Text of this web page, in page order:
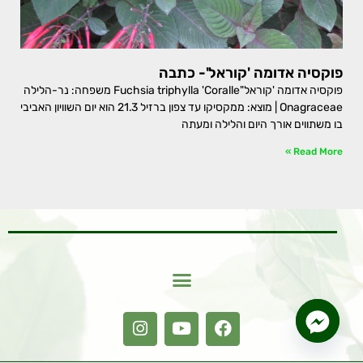
פוקסיה אדומה 'קוראל'- כתבה
פוקסיה אדומה 'קוראל"Fuchsia triphylla 'Coralle משפחה: נר-הלילה
Onagraceae | מוצא: ממקסיקו עד צפון ברזיל 21.3 הוא יום השוויון האביבי
בו משתווים אורך היום והלילה ומעתה
Read More »